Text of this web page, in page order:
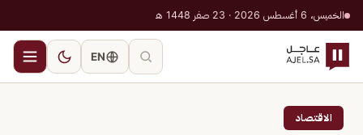
الخميس، 6 أغسطس 2026 · 23 صفر 1448 هـ
EN
الاقتصاد